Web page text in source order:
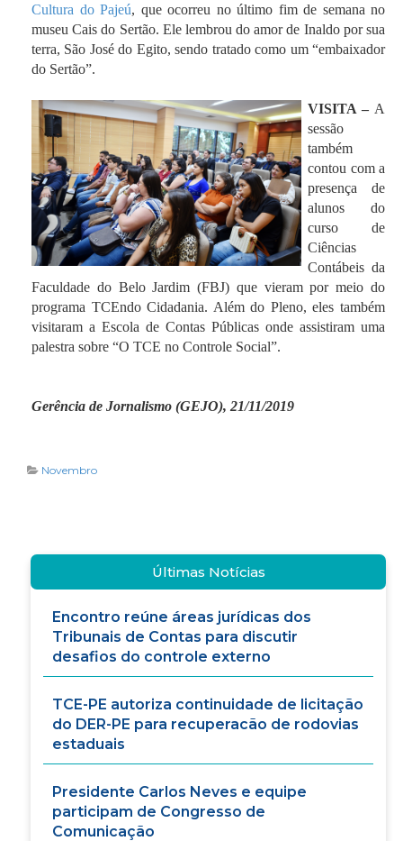
Cultura do Pajeú, que ocorreu no último fim de semana no
museu Cais do Sertão. Ele lembrou do amor de Inaldo por sua
terra, São José do Egito, sendo tratado como um “embaixador
do Sertão”.
VISITA – A
sessão
também
contou com a
presença de
alunos do
curso de
Ciências
Contábeis da
Faculdade do Belo Jardim (FBJ) que vieram por meio do
programa TCEndo Cidadania. Além do Pleno, eles também
visitaram a Escola de Contas Públicas onde assistiram uma
palestra sobre “O TCE no Controle Social”.
Gerência de Jornalismo (GEJO), 21/11/2019
Novembro
Últimas Notícias
Encontro reúne áreas jurídicas dos
Tribunais de Contas para discutir
desafios do controle externo
TCE-PE autoriza continuidade de licitação
do DER-PE para recuperacão de rodovias
estaduais
Presidente Carlos Neves e equipe
participam de Congresso de
Comunicação